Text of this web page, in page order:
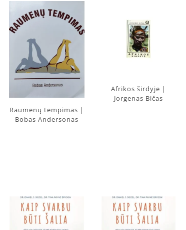
Raumenų tempimas |
Bobas Andersonas
Afrikos širdyje |
Jorgenas Bičas